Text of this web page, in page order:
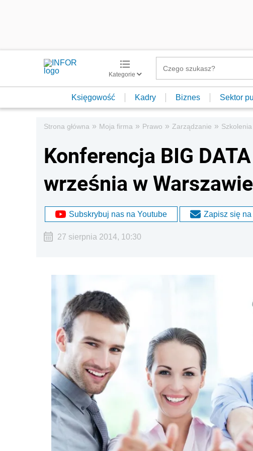
Kategorie
Księgowość Kadry Biznes Sektor
Strona główna » Moja firma » Prawo » Zarządzanie » Szkolenia
Konferencja BIG
września w Warszawie
Subskrybuj nas na Youtube Zapisz się
27 sierpnia 2014, 10:30